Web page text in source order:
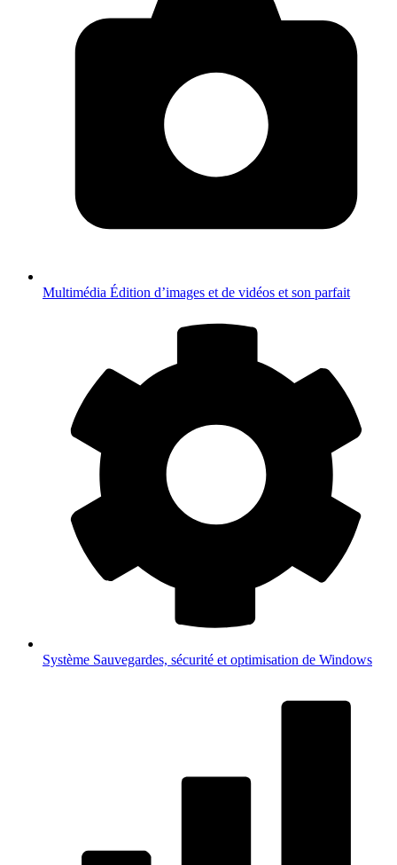
Multimédia Édition d’images et de vidéos et son parfait
Système Sauvegardes, sécurité et optimisation de Windows